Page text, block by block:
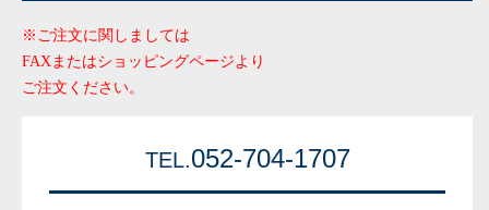
※ご注文に関しましては
FAXまたはショッピングページより
ご注文ください。
TEL.052-704-1707